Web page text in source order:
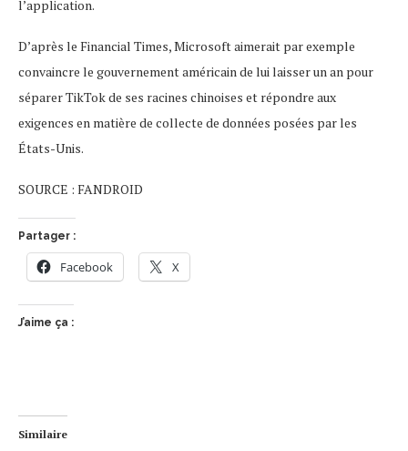
l’application.
D’après le Financial Times, Microsoft aimerait par exemple
convaincre le gouvernement américain de lui laisser un an pour
séparer TikTok de ses racines chinoises et répondre aux
exigences en matière de collecte de données posées par les
États-Unis.
SOURCE : FANDROID
Partager :
Facebook X
J’aime ça :
Similaire